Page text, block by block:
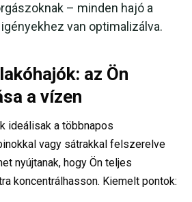
– minden hajó a
van optimalizálva.
az Ön
a vízen
ideálisak a többnapos
vagy sátrakkal felszerelve
nyújtanak, hogy Ön teljes
koncentrálhasson. Kiemelt pontok: